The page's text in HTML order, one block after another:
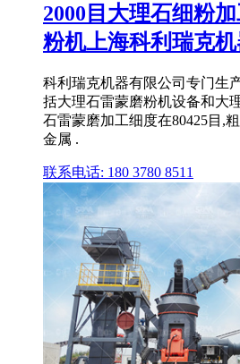
2000目大理石细粉
粉机上海科利瑞克机
科利瑞克机器有限公司专门生
括大理石雷蒙磨粉机设备和大
石雷蒙磨加工细度在80425目,
金属 .
联系电话: 180 3780 8511